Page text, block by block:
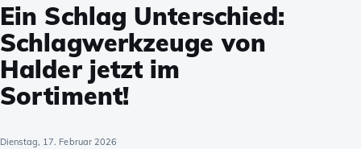
Ein Schlag Unterschied:
Schlagwerkzeuge von
Halder jetzt im
Sortiment!
Dienstag, 17. Februar 2026